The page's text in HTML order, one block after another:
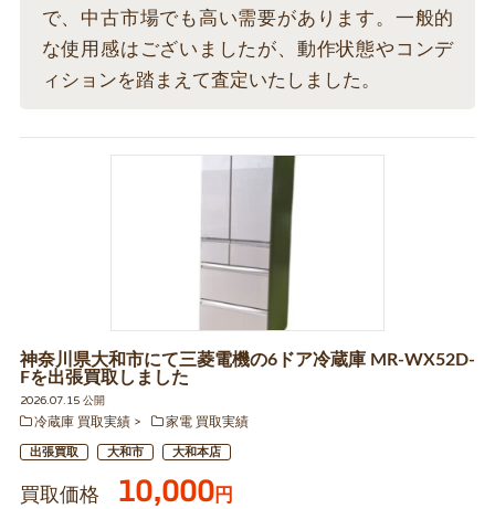
で、中古市場でも高い需要があります。一般的
な使用感はございましたが、動作状態やコンデ
ィションを踏まえて査定いたしました。
神奈川県大和市にて三菱電機の6ドア冷蔵庫 MR-WX52D-
Fを出張買取しました
2026.07.15 公開
冷蔵庫 買取実績
家電 買取実績
出張買取 大和市 大和本店
買取価格 10,000円